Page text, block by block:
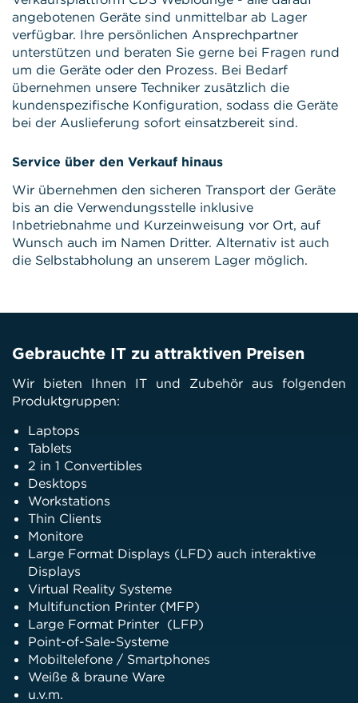
angebotenen Geräte sind unmittelbar ab Lager
verfügbar. Ihre persönlichen Ansprechpartner
unterstützen und beraten Sie gerne bei Fragen rund
um die Geräte oder den Prozess. Bei Bedarf
übernehmen unsere Techniker zusätzlich die
kundenspezifische Konfiguration, sodass die Geräte
bei der Auslieferung sofort einsatzbereit sind.
Service über den Verkauf hinaus
Wir übernehmen den sicheren Transport der Geräte
bis an die Verwendungsstelle inklusive
Inbetriebnahme und Kurzeinweisung vor Ort, auf
Wunsch auch im Namen Dritter. Alternativ ist auch
die Selbstabholung an unserem Lager möglich.
Gebrauchte IT zu attraktiven Preisen
Wir bieten Ihnen IT und Zubehör aus folgenden
Produktgruppen:
Laptops
Tablets
2 in 1 Convertibles
Desktops
Workstations
Thin Clients
Monitore
Large Format Displays (LFD) auch interaktive
Displays
Virtual Reality Systeme
Multifunction Printer (MFP)
Large Format Printer (LFP)
Point-of-Sale-Systeme
Mobiltelefone / Smartphones
Weiße & braune Ware
u.v.m.